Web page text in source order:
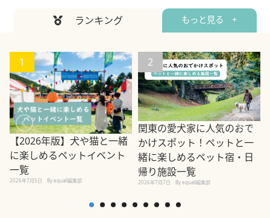
ランキング もっと見る +
1
【2026年版】犬や猫と一緒
に楽しめるペットイベント
一覧
2026年7月5日 By equall編集部
2
関東の愛犬家に人気のおで
かけスポット！ペットと一
緒に楽しめるペット宿・日
帰り施設一覧
2026年7月7日 By equall編集部